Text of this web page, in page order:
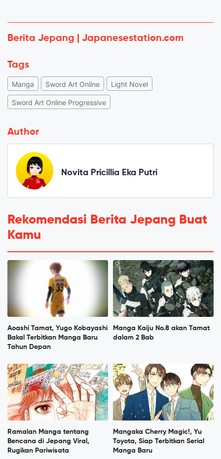
Berita Jepang | Japanesestation.com
Tags
Manga Sword Art Online Light Novel
Sword Art Online Progressive
Author
Novita Pricillia Eka Putri
Rekomendasi Berita Jepang Buat
Kamu
Aoashi Tamat, Yugo Kobayashi
Bakal Terbitkan Manga Baru
Tahun Depan
Manga Kaiju No.8 akan Tamat
dalam 2 Bab
Ramalan Manga tentang
Bencana di Jepang Viral,
Rugikan Pariwisata
Mangaka Cherry Magic!, Yu
Toyota, Siap Terbitkan Serial
Manga Baru